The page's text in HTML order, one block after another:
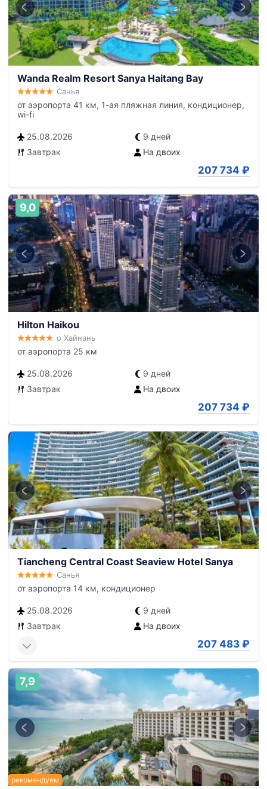
Wanda Realm Resort Sanya Haitang Bay
Санья
от аэропорта 41 км, 1-ая пляжная линия, кондиционер,
wi-fi
25.08.2026
9 дней
Завтрак
На двоих
207 734 ₽
9,0
Hilton Haikou
о Хайнань
от аэропорта 25 км
25.08.2026
9 дней
Завтрак
На двоих
207 734 ₽
Tiancheng Central Coast Seaview Hotel Sanya
Санья
от аэропорта 14 км, кондиционер
25.08.2026
9 дней
Завтрак
На двоих
207 483 ₽
7,9